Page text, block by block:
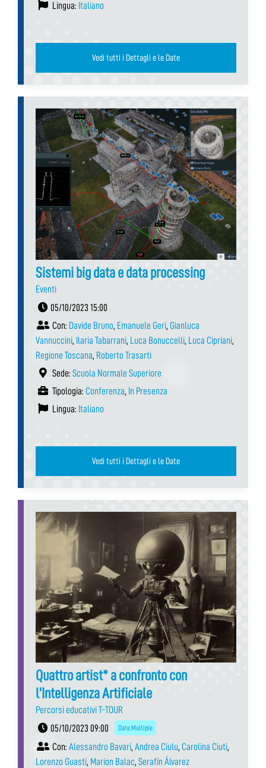
Lingua: Italiano
Vedi tutti i Dettagli e le Date
Sistemi big data e data processing
Eventi
05/10/2023 15:00
Con: Davide Bruno, Emanuele Geri, Gianluca
Vannuccini, Ilaria Tabarrani, Luca Bonuccelli, Luca Cipriani,
Regione Toscana, Roberto Trasarti
Sede: Scuola Normale Superiore
Tipologia: Conferenza, In Presenza
Lingua: Italiano
Vedi tutti i Dettagli e le Date
Quattro artist* a confronto con
l’Intelligenza Artificiale
Percorsi educativi T-TOUR
05/10/2023 09:00
Date Multiple
Con: Alessandro Bavari, Andrea Ciulu, Carolina Ciuti,
Lorenzo Guasti, Marion Balac, Serafín Álvarez